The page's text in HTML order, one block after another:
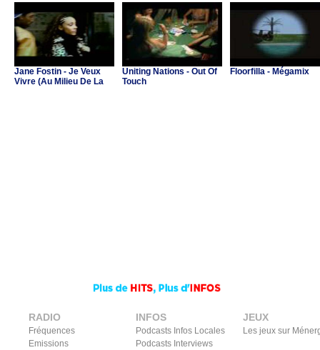
Jane Fostin - Je Veux
Vivre (Au Milieu De La
Uniting Nations - Out Of
Touch
Floorfilla - Mégamix
RADIO
Fréquences
Emissions
INFOS
Podcasts Infos Locales
Podcasts Interviews
JEUX
Les jeux sur